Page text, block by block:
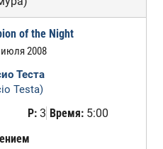
of the Night
2008
Теста
Testa)
Р:3 Время:5:00